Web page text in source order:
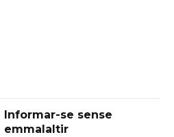
Informar-se sense
emmalaltir